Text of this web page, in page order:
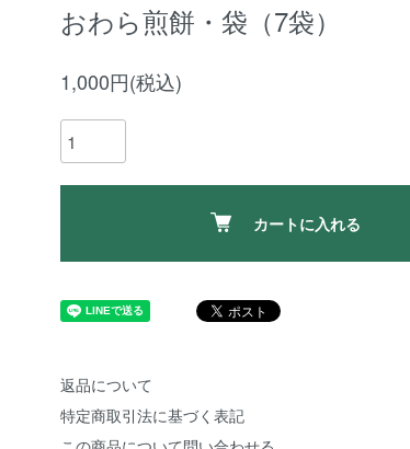
おわら煎餅・袋（7袋）
1,000円(税込)
カートに入れる
返品について
特定商取引法に基づく表記